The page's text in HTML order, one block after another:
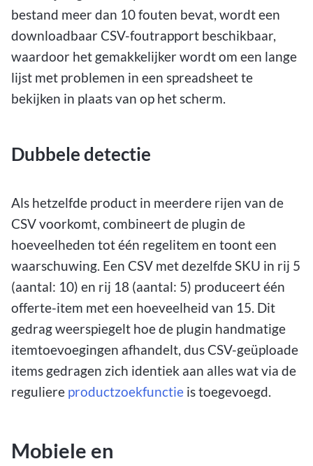
bestand meer dan 10 fouten bevat, wordt een
downloadbaar CSV-foutrapport beschikbaar,
waardoor het gemakkelijker wordt om een lange
lijst met problemen in een spreadsheet te
bekijken in plaats van op het scherm.
Dubbele detectie
Als hetzelfde product in meerdere rijen van de
CSV voorkomt, combineert de plugin de
hoeveelheden tot één regelitem en toont een
waarschuwing. Een CSV met dezelfde SKU in rij 5
(aantal: 10) en rij 18 (aantal: 5) produceert één
offerte-item met een hoeveelheid van 15. Dit
gedrag weerspiegelt hoe de plugin handmatige
itemtoevoegingen afhandelt, dus CSV-geüploade
items gedragen zich identiek aan alles wat via de
reguliere productzoekfunctie is toegevoegd.
Mobiele en